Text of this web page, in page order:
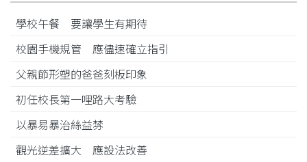
學校午餐 要讓學生有期待
校園手機規管 應儘速確立指引
父親節形塑的爸爸刻板印象
初任校長第一哩路大考驗
以暴易暴治絲益棼
觀光逆差擴大 應設法改善